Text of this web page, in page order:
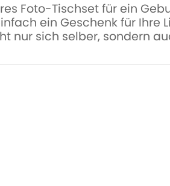
Foto-Tischset für ein
ein Geschenk für Ihre
nur sich selber, sondern